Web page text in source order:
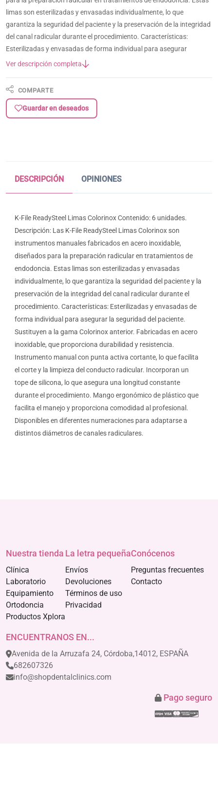
limas son esterilizadas y envasadas individualmente, lo que
garantiza la seguridad del paciente y la preservación de la integridad
del canal radicular durante el procedimiento. Características:
Esterilizadas y envasadas de forma individual para asegurar
Ver descripción completa
COMPARTE
Guardar en deseados
DESCRIPCIÓN OPINIONES
K-File ReadySteel Limas Colorinox Contenido: 6 unidades.
Descripción: Las K-File ReadySteel Limas Colorinox son
instrumentos manuales fabricados en acero inoxidable,
diseñados para la preparación radicular en tratamientos de
endodoncia. Estas limas son esterilizadas y envasadas
individualmente, lo que garantiza la seguridad del paciente y la
preservación de la integridad del canal radicular durante el
procedimiento. Características: Esterilizadas y envasadas de
forma individual para asegurar la seguridad del paciente.
Sustituyen a la gama Colorinox anterior. Fabricadas en acero
inoxidable, que proporciona durabilidad y resistencia.
Instrumento manual con punta activa cortante, lo que facilita
el corte y la limpieza del conducto radicular. Incorporan un
tope de silicona, lo que asegura una longitud constante
durante el procedimiento. Mango ergonómico de plástico que
facilita el manejo y proporciona comodidad al profesional.
Disponibles en diferentes numeraciones para adaptarse a
distintos diámetros de canales radiculares.
Nuestra tienda
Clínica
Laboratorio
Equipamiento
Ortodoncia
Productos Xplora
La letra pequeña
Envíos
Devoluciones
Términos de uso
Privacidad
Conócenos
Preguntas frecuentes
Contacto
ENCUENTRANOS EN...
Avenida de la Arruzafa 24, Córdoba,14012, ESPAÑA
682607326
info@shopdentalclinics.com
Pago seguro
Stripe
Visa